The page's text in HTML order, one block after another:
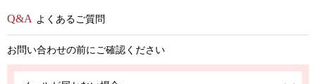
よくあるご質問
お問い合わせの前にご確認ください